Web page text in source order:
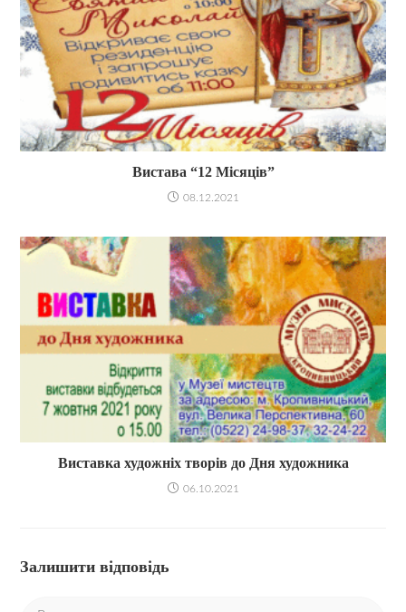
Вистава “12 Місяців”
08.12.2021
Виставка художніх творів до Дня художника​
06.10.2021
Залишити відповідь